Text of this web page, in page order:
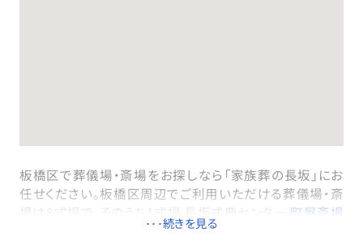
板橋区で葬儀場・斎場をお探しなら「家族葬の長坂」にお
任せください。板橋区周辺でご利用いただける葬儀場・斎
場は8式場で、そのうち1式場 長坂式典センター 町屋斎場
( 京成本線「町屋駅」徒歩５分)は一日一組貸切でご利用